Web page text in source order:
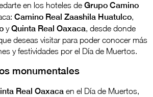
en los hoteles de Grupo Camino
Camino Real Zaashila Huatulco,
yQuinta Real Oaxaca, desde donde
deseas visitar para poder conocer más
y festividades por el Día de Muertos.
monumentales
Real Oaxaca en el Día de Muertos,